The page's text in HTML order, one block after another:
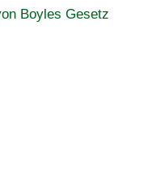
Boyles Gesetz